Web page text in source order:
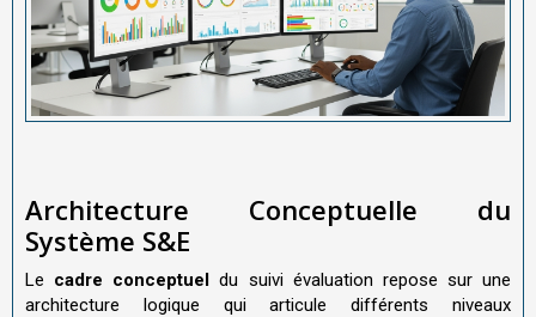
Architecture Conceptuelle du
Système S&E
Le cadre conceptuel du suivi évaluation repose sur une
architecture logique qui articule différents niveaux